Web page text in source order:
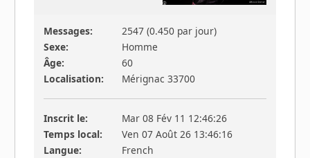
Messages:
2547 (0.450 par jour)
Sexe:
Homme
Âge:
60
Localisation:
Mérignac 33700
Inscrit le:
Mar 08 Fév 11 12:46:26
Temps local:
Ven 07 Août 26 13:46:16
Langue:
French